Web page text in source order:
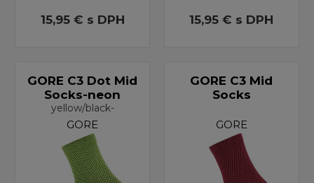
15,95 € s DPH 15,95 € s DPH
GORE C3 Dot Mid
Socks-neon
yellow/black-
GORE
GORE C3 Mid
Socks
GORE